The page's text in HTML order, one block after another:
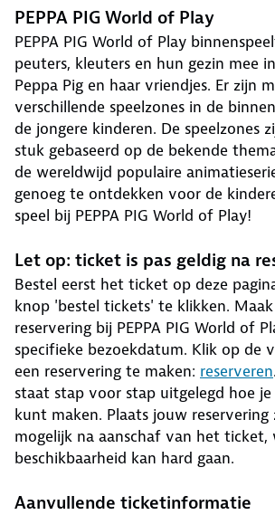
PEPPA PIG World of Play
PEPPA PIG World of Play
peuters, kleuters en hun gezin mee
Peppa Pig en haar vriendjes. Er zijn
verschillende speelzones in de
de jongere kinderen. De speelzones
stuk gebaseerd op de bekende
de wereldwijd populaire
genoeg te ontdekken voor de
speel bij PEPPA PIG World of Play!
Let op: ticket is pas geldig na
Bestel eerst het ticket op deze
knop 'bestel tickets' te klikken.
reservering bij PEPPA PIG World of
specifieke bezoekdatum. Klik op de
een reservering te maken: reserveren
staat stap voor stap uitgelegd hoe je
kunt maken. Plaats jouw reservering
mogelijk na aanschaf van het ticket,
beschikbaarheid kan hard gaan.
Aanvullende ticketinformatie